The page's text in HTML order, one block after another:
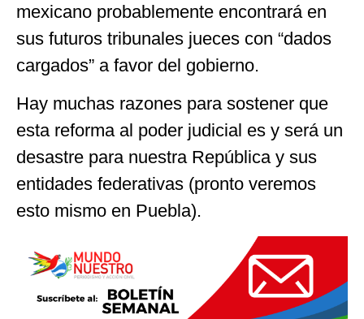
mexicano probablemente encontrará en
sus futuros tribunales jueces con “dados
cargados” a favor del gobierno.
Hay muchas razones para sostener que
esta reforma al poder judicial es y será un
desastre para nuestra República y sus
entidades federativas (pronto veremos
esto mismo en Puebla).